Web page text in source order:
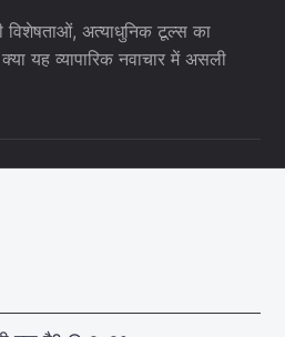
अत्याधुनिक टूल्स का
यह व्यापारिक नवाचार में असली